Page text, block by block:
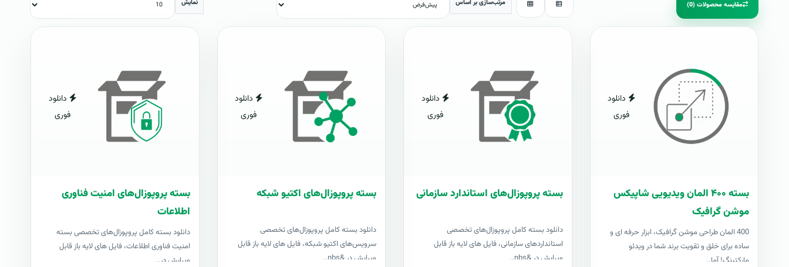
مقایسه محصولات (0) مرتب‌سازی بر اساس نمایش
دانلود
فوری
بسته ۴۰۰ المان ویدیویی شاپیکس
موشن گرافیک
400 المان طراحی موشن گرافیک، ابزار حرفه ای و
ساده برای خلق و تقویت برند شما در ویدئو
مارکتینگ! آما..
دانلود
فوری
بسته پروپوزال‌های استاندارد سازمانی
دانلود بسته کامل پروپوزال‌های تخصصی
استانداردهای سازمانی، فایل های لایه باز قابل
ویرایش در &nbs..
دانلود
فوری
بسته پروپوزال‌های اکتیو شبکه
دانلود بسته کامل پروپوزال‌های تخصصی
سرویس‌های اکتیو شبکه، فایل های لایه باز قابل
ویرایش در &nbs..
دانلود
فوری
بسته پروپوزال‌های امنیت فناوری
اطلاعات
دانلود بسته کامل پروپوزال‌های تخصصی بسته
امنیت فناوری اطلاعات، فایل های لایه باز قابل
ویرایش در..